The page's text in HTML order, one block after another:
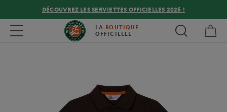
DÉCOUVREZ LES SERVIETTES OFFICIELLES 2026 !
Toggle navigation LA BOUTIQUE
OFFICIELLE